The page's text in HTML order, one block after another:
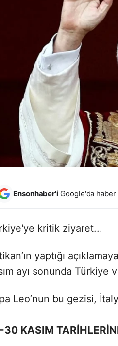
Ensonhaber'i Google'da haber
kritik ziyaret...
yaptığı
ayı sonunda Türkiye
Leo’nun bu gezisi,
30 KASIM